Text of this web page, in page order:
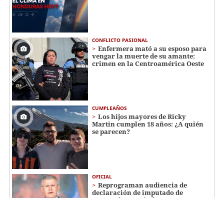
CONFLICTO PASIONAL
Enfermera mató a su esposo para
vengar la muerte de su amante:
crimen en la Centroamérica Oeste
CUMPLEAÑOS
Los hijos mayores de Ricky
Martin cumplen 18 años: ¿A quién
se parecen?
OFICIAL
Reprograman audiencia de
declaración de imputado de